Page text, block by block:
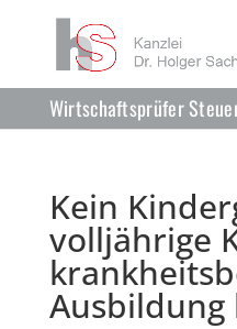
Wirtschaftsprüfer
Kein
volljährige
Ausbildung